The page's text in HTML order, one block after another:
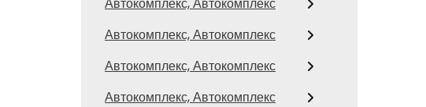
Автокомплекс, Автокомплекс
Автокомплекс, Автокомплекс
Автокомплекс, Автокомплекс